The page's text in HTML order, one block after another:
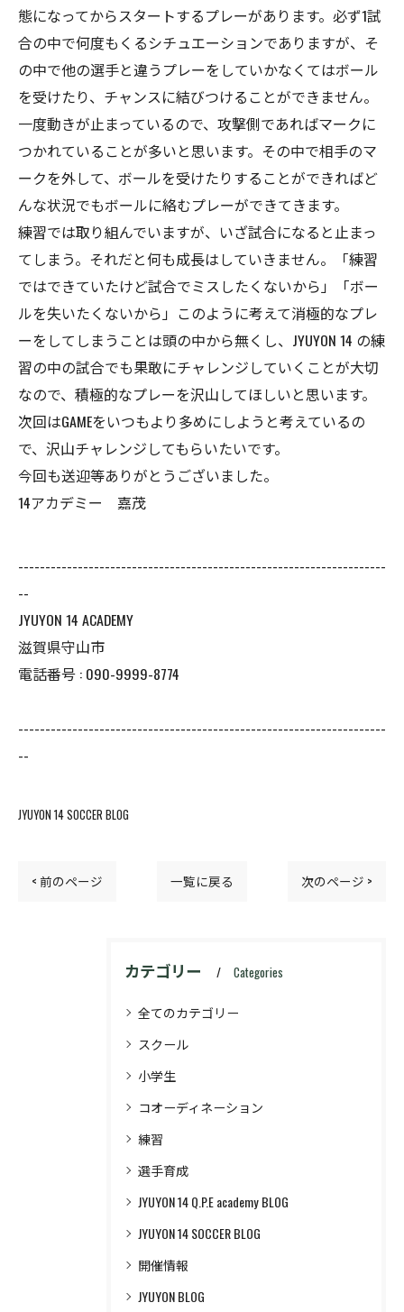
態になってからスタートするプレーがあります。必ず1試
合の中で何度もくるシチュエーションでありますが、そ
の中で他の選手と違うプレーをしていかなくてはボール
を受けたり、チャンスに結びつけることができません。
一度動きが止まっているので、攻撃側であればマークに
つかれていることが多いと思います。その中で相手のマ
ークを外して、ボールを受けたりすることができればど
んな状況でもボールに絡むプレーができてきます。
練習では取り組んでいますが、いざ試合になると止まっ
てしまう。それだと何も成長はしていきません。「練習
ではできていたけど試合でミスしたくないから」「ボー
ルを失いたくないから」このように考えて消極的なプレ
ーをしてしまうことは頭の中から無くし、JYUYON 14 の練
習の中の試合でも果敢にチャレンジしていくことが大切
なので、積極的なプレーを沢山してほしいと思います。
次回はGAMEをいつもより多めにしようと考えているの
で、沢山チャレンジしてもらいたいです。
今回も送迎等ありがとうございました。
14アカデミー 嘉茂
--------------------------------------------------------------------
--
JYUYON 14 ACADEMY
滋賀県守山市
電話番号 : 090-9999-8774
--------------------------------------------------------------------
--
JYUYON 14 SOCCER BLOG
< 前のページ 一覧に戻る 次のページ >
カテゴリー Categories
全てのカテゴリー
スクール
小学生
コオーディネーション
練習
選手育成
JYUYON 14 Q.P.E academy BLOG
JYUYON 14 SOCCER BLOG
開催情報
JYUYON BLOG